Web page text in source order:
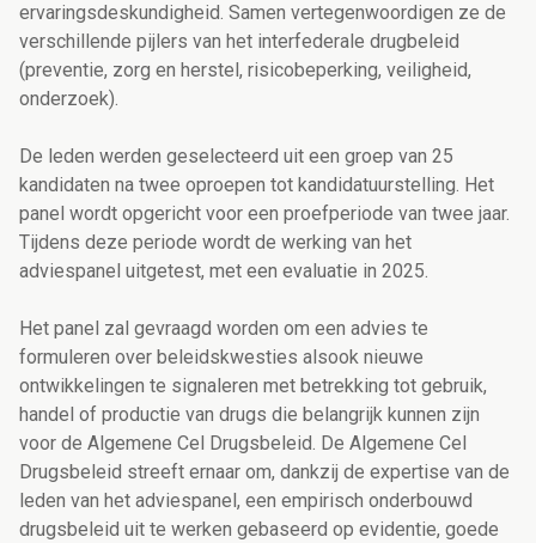
ervaringsdeskundigheid. Samen vertegenwoordigen ze de
verschillende pijlers van het interfederale drugbeleid
(preventie, zorg en herstel, risicobeperking, veiligheid,
onderzoek).
De leden werden geselecteerd uit een groep van 25
kandidaten na twee oproepen tot kandidatuurstelling. Het
panel wordt opgericht voor een proefperiode van twee jaar.
Tijdens deze periode wordt de werking van het
adviespanel uitgetest, met een evaluatie in 2025.
Het panel zal gevraagd worden om een advies te
formuleren over beleidskwesties alsook nieuwe
ontwikkelingen te signaleren met betrekking tot gebruik,
handel of productie van drugs die belangrijk kunnen zijn
voor de Algemene Cel Drugsbeleid. De Algemene Cel
Drugsbeleid streeft ernaar om, dankzij de expertise van de
leden van het adviespanel, een empirisch onderbouwd
drugsbeleid uit te werken gebaseerd op evidentie, goede